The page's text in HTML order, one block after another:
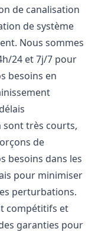
de canalisation
de système
Nous sommes
24 et 7j/7 pour
besoins en
très courts,
de
besoins dans les
pour minimiser
perturbations.
compétitifs et
garanties pour